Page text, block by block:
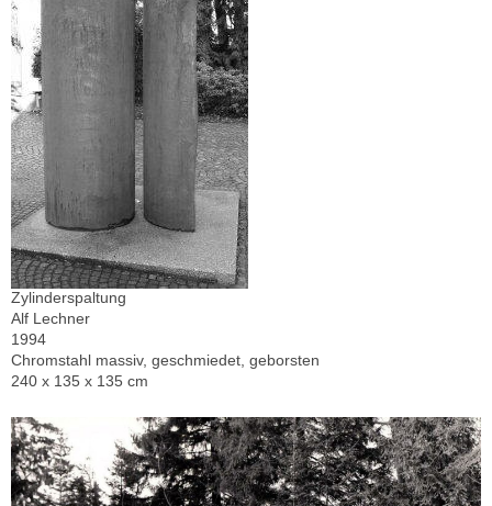
Zylinderspaltung
Alf Lechner
1994
Chromstahl massiv, geschmiedet, geborsten
240 x 135 x 135 cm